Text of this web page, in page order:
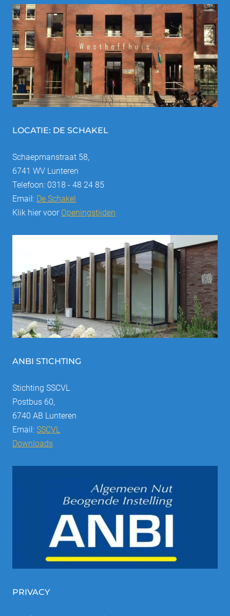
LOCATIE: DE SCHAKEL
Schaepmanstraat 58,
6741 WV Lunteren
Telefoon: 0318 - 48 24 85
Email: De Schakel
Klik hier voor Openingstijden
ANBI STICHTING
Stichting SSCVL
Postbus 60,
6740 AB Lunteren
Email: SSCVL
Downloads
PRIVACY